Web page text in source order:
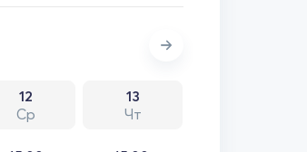
12
Ср
13
Чт